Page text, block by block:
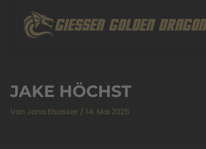
springen
GIESSEN GOLDEN
JAKE HÖCHST
Von Jona Elsasser / 14. Mai 2025